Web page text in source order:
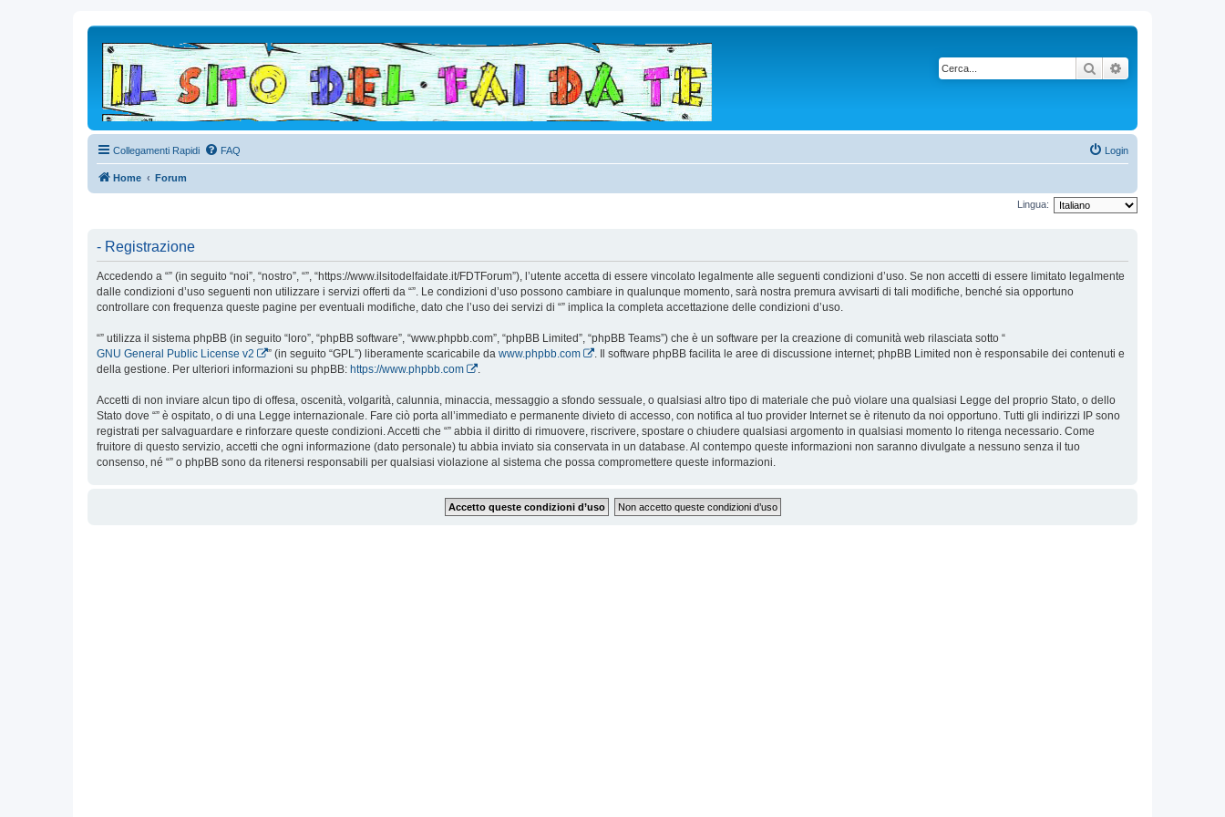
Cerca
Collegamenti Rapidi FAQ Login
Home Forum
Lingua:
- Registrazione
Accedendo a “” (in seguito “noi”, “nostro”, “”, “https://www.ilsitodelfaidate.it/FDTForum”), l’utente accetta di essere vincolato legalmente alle seguenti condizioni d’uso. Se non accetti di essere limitato legalmente
dalle condizioni d’uso seguenti non utilizzare i servizi offerti da “”. Le condizioni d’uso possono cambiare in qualunque momento, sarà nostra premura avvisarti di tali modifiche, benché sia opportuno
controllare con frequenza queste pagine per eventuali modifiche, dato che l’uso dei servizi di “” implica la completa accettazione delle condizioni d’uso.
“” utilizza il sistema phpBB (in seguito “loro”, “phpBB software”, “www.phpbb.com”, “phpBB Limited”, “phpBB Teams”) che è un software per la creazione di comunità web rilasciata sotto “
GNU General Public License v2
” (in seguito “GPL”) liberamente scaricabile da www.phpbb.com
. Il software phpBB facilita le aree di discussione internet; phpBB Limited non è responsabile dei contenuti e
della gestione. Per ulteriori informazioni su phpBB: https://www.phpbb.com .
Accetti di non inviare alcun tipo di offesa, oscenità, volgarità, calunnia, minaccia, messaggio a sfondo sessuale, o qualsiasi altro tipo di materiale che può violare una qualsiasi Legge del proprio Stato, o dello
Stato dove “” è ospitato, o di una Legge internazionale. Fare ciò porta all’immediato e permanente divieto di accesso, con notifica al tuo provider Internet se è ritenuto da noi opportuno. Tutti gli indirizzi IP sono
registrati per salvaguardare e rinforzare queste condizioni. Accetti che “” abbia il diritto di rimuovere, riscrivere, spostare o chiudere qualsiasi argomento in qualsiasi momento lo ritenga necessario. Come
fruitore di questo servizio, accetti che ogni informazione (dato personale) tu abbia inviato sia conservata in un database. Al contempo queste informazioni non saranno divulgate a nessuno senza il tuo
consenso, né “” o phpBB sono da ritenersi responsabili per qualsiasi violazione al sistema che possa compromettere queste informazioni.